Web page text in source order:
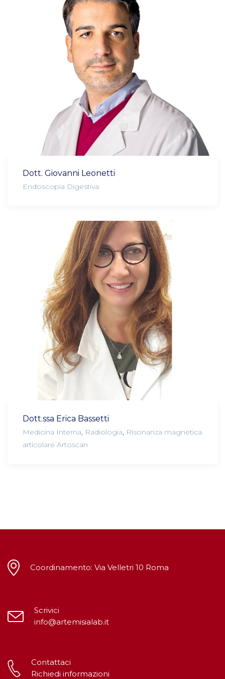
Dott. Giovanni Leonetti
Endoscopia Digestiva
Dott.ssa Erica Bassetti
Medicina Interna, Radiologia, Risonanza magnetica
articolare Artoscan
Coordinamento: Via Velletri 10 Roma
Scrivici
info@artemisialab.it
Contattaci
Richiedi informazioni